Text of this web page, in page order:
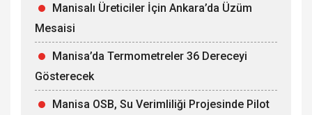
Manisalı Üreticiler İçin Ankara’da Üzüm
Mesaisi
Manisa’da Termometreler 36 Dereceyi
Gösterecek
Manisa OSB, Su Verimliliği Projesinde Pilot